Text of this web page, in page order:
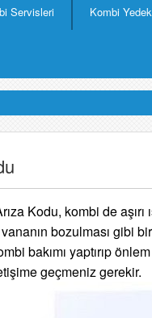
Servisleri Kombi
Kodu, kombi de aşırı
vananın bozulması gibi
bakımı yaptırıp
geçmeniz gerekir.